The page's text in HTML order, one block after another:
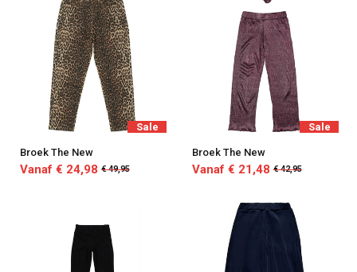
Sale
Broek The New
Vanaf € 24,98 € 49,95
Sale
Broek The New
Vanaf € 21,48 € 42,95